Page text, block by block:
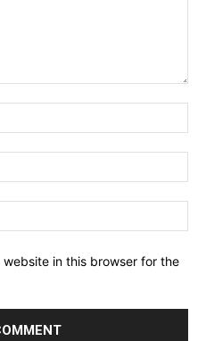
in this browser for the